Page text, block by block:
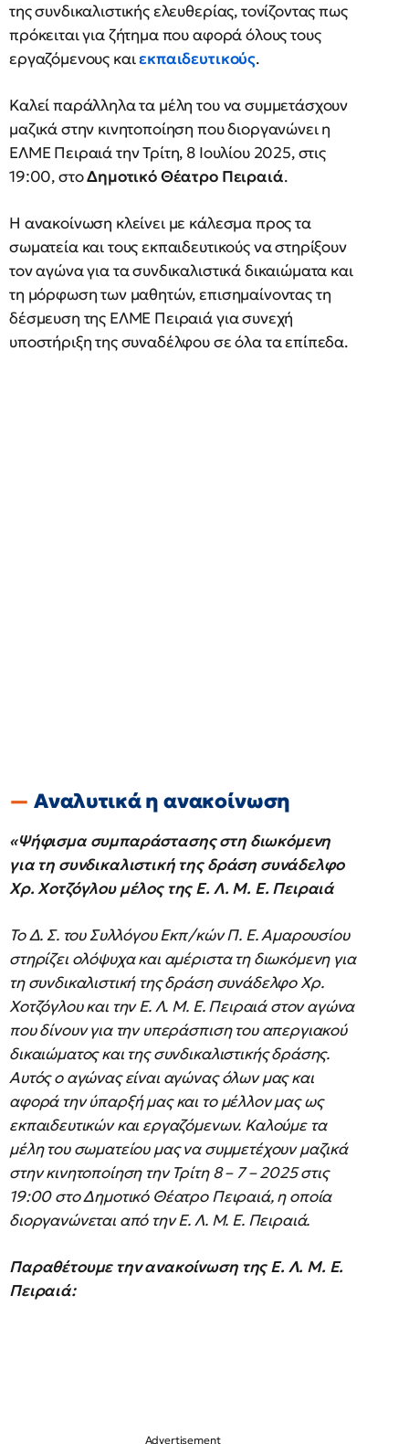
της συνδικαλιστικής ελευθερίας, τονίζοντας πως
πρόκειται για ζήτημα που αφορά όλους τους
εργαζόμενους καιεκπαιδευτικούς.
Καλεί παράλληλα τα μέλη του να συμμετάσχουν
μαζικά στην κινητοποίηση που διοργανώνει η
ΕΛΜΕ Πειραιά την Τρίτη, 8 Ιουλίου 2025, στις
19:00, στοΔημοτικό Θέατρο Πειραιά.
Η ανακοίνωση κλείνει με κάλεσμα προς τα
σωματεία και τους εκπαιδευτικούς να στηρίξουν
τον αγώνα για τα συνδικαλιστικά δικαιώματα και
τη μόρφωση των μαθητών, επισημαίνοντας τη
δέσμευση της ΕΛΜΕ Πειραιά για συνεχή
υποστήριξη της συναδέλφου σε όλα τα επίπεδα.
Αναλυτικά η ανακοίνωση
«Ψήφισμα συμπαράστασης στη διωκόμενη
για τη συνδικαλιστική της δράση συνάδελφο
Χρ. Χοτζόγλου μέλος της Ε. Λ. Μ. Ε. Πειραιά
Το Δ. Σ. του Συλλόγου Εκπ/κών Π. Ε. Αμαρουσίου
στηρίζει ολόψυχα και αμέριστα τη διωκόμενη για
τη συνδικαλιστική της δράση συνάδελφο Χρ.
Χοτζόγλου και την Ε. Λ. Μ. Ε. Πειραιά στον αγώνα
που δίνουν για την υπεράσπιση του απεργιακού
δικαιώματος και της συνδικαλιστικής δράσης.
Αυτός ο αγώνας είναι αγώνας όλων μας και
αφορά την ύπαρξή μας και το μέλλον μας ως
εκπαιδευτικών και εργαζόμενων. Καλούμε τα
μέλη του σωματείου μας να συμμετέχουν μαζικά
στην κινητοποίηση την Τρίτη 8 – 7 – 2025 στις
19:00 στο Δημοτικό Θέατρο Πειραιά, η οποία
διοργανώνεται από την Ε. Λ. Μ. Ε. Πειραιά.
Παραθέτουμε την ανακοίνωση της Ε. Λ. Μ. Ε.
Πειραιά: